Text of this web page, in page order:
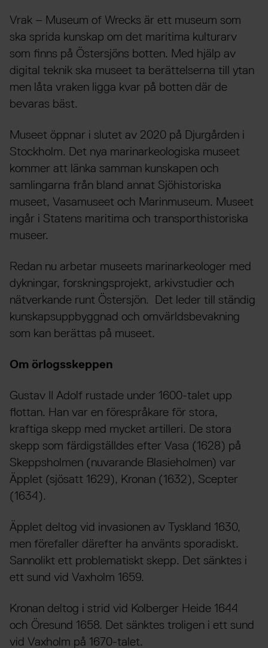
Vrak – Museum of Wrecks är ett museum som
ska sprida kunskap om det maritima kulturarv
som finns på Östersjöns botten. Med hjälp av
digital teknik ska museet ta berättelserna till ytan
men låta vraken ligga kvar på botten där de
bevaras bäst.
Museet öppnar i slutet av 2020 på Djurgården i
Stockholm. Det nya marinarkeologiska museet
kommer att länka samman kunskapen och
samlingarna från bland annat Sjöhistoriska
museet, Vasamuseet och Marinmuseum. Museet
ingår i Statens maritima och transporthistoriska
museer.
Redan nu arbetar museets marinarkeologer med
dykningar, forskningsprojekt, arkivstudier och
nätverkande runt Östersjön. Det leder till ständig
kunskapsuppbyggnad och omvärldsbevakning
som kan berättas på museet.
Om örlogsskeppen
Gustav II Adolf rustade under 1600-talet upp
flottan. Han var en förespråkare för stora,
kraftiga skepp med mycket artilleri. De stora
skepp som färdigställdes efter Vasa (1628) på
Skeppsholmen (nuvarande Blasieholmen) var
Äpplet (sjösatt 1629), Kronan (1632), Scepter
(1634).
Äpplet deltog vid invasionen av Tyskland 1630,
men förefaller därefter ha använts sporadiskt.
Sannolikt ett problematiskt skepp. Det sänktes i
ett sund vid Vaxholm 1659.
Kronan deltog i strid vid Kolberger Heide 1644
och Öresund 1658. Det sänktes troligen i ett sund
vid Vaxholm på 1670-talet.